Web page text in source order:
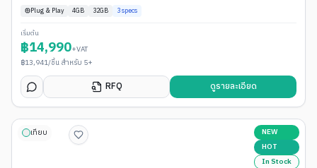
Plug & Play 4GB 32GB 3specs
เริ่มต้น
฿14,990+VAT
฿13,941/ชิ้น สำหรับ 5+
RFQ ดูรายละเอียด
เทียบ
NEW
HOT
In Stock